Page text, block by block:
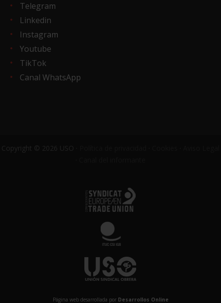
Telegram
Linkedin
Instagram
Youtube
TikTok
Canal WhatsApp
Copyright © 2026 USO ·
Página web desarrollada por Desarrollos Online